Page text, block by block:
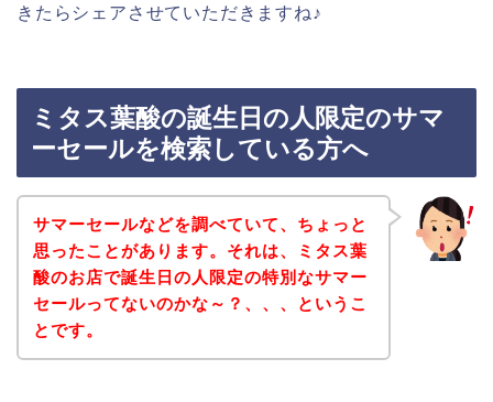
きたらシェアさせていただきますね♪
ミタス葉酸の誕生日の人限定のサマ
ーセールを検索している方へ
サマーセールなどを調べていて、ちょっと
思ったことがあります。それは、ミタス葉
酸のお店で誕生日の人限定の特別なサマー
セールってないのかな～？、、、というこ
とです。